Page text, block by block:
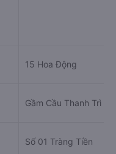
15 Hoa Động
Gầm Cầu Thanh Trì
Số 01 Tràng Tiền